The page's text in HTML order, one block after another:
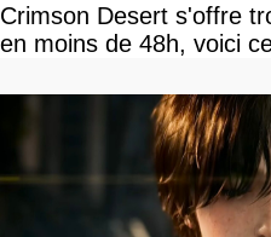
Crimson Desert s'offre
en moins de 48h, voici